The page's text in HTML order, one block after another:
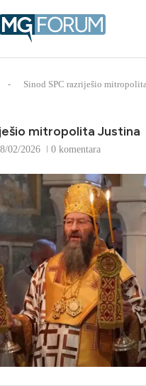
- Sinod SPC razriješio
mitropolita Justina
02/2026 0 komentara